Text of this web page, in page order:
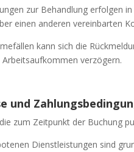
zur Behandlung erfolgen
einen anderen vereinbarten
kann sich die
verzögern.
und
zum Zeitpunkt der Buchung
Dienstleistungen sind